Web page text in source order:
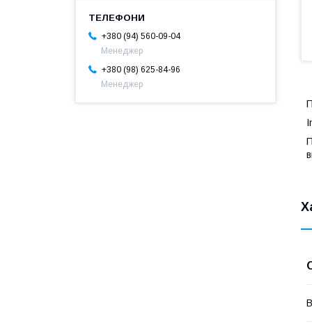
+380 (94) 560-09-04
Менеджер
+380 (98) 625-84-96
Менеджер